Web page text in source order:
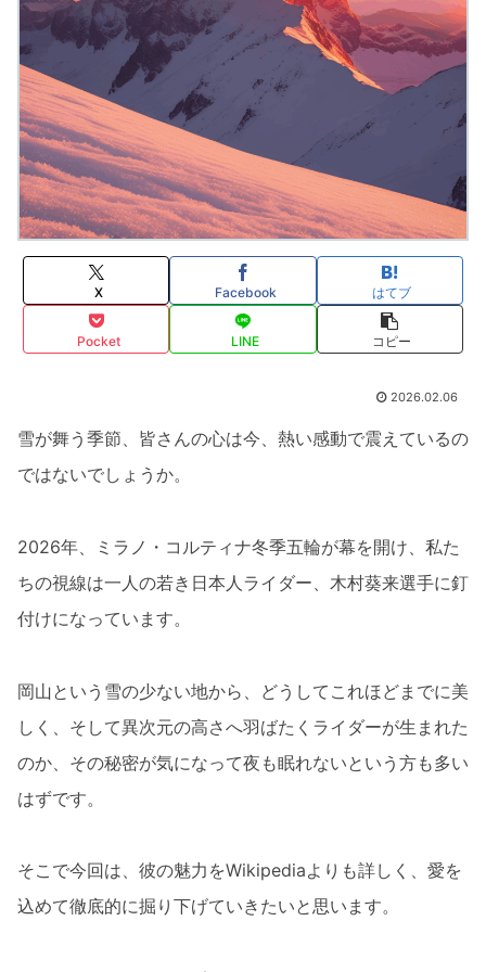
X Facebook はてブ
Pocket LINE コピー
2026.02.06
雪が舞う季節、皆さんの心は今、熱い感動で震えているの
ではないでしょうか。
2026年、ミラノ・コルティナ冬季五輪が幕を開け、私た
ちの視線は一人の若き日本人ライダー、木村葵来選手に釘
付けになっています。
岡山という雪の少ない地から、どうしてこれほどまでに美
しく、そして異次元の高さへ羽ばたくライダーが生まれた
のか、その秘密が気になって夜も眠れないという方も多い
はずです。
そこで今回は、彼の魅力をWikipediaよりも詳しく、愛を
込めて徹底的に掘り下げていきたいと思います。